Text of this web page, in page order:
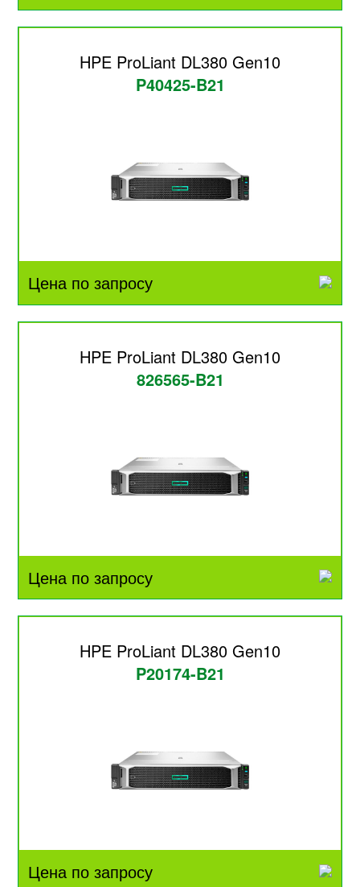
HPE ProLiant DL380 Gen10
P40425-B21
Цена по запросу
HPE ProLiant DL380 Gen10
826565-B21
Цена по запросу
HPE ProLiant DL380 Gen10
P20174-B21
Цена по запросу